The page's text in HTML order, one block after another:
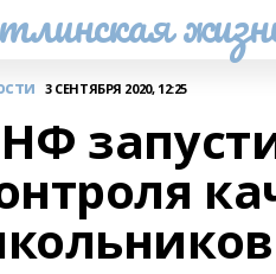
3 СЕНТЯБРЯ 2020, 12:25